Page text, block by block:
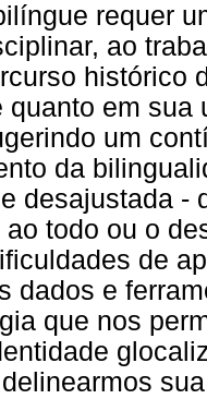
requer
ao
histórico
quanto em
um
da
desajustada -
ao todo ou o
de
dados e
que nos